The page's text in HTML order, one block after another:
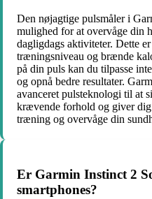
Den nøjagtige pulsmåler i
mulighed for at overvåge din
dagligdags aktiviteter. Dette
træningsniveau og brænde
på din puls kan du tilpasse
og opnå bedre resultater.
avanceret pulsteknologi til at
krævende forhold og giver
træning og overvåge din
Er Garmin Instinct 2
smartphones?